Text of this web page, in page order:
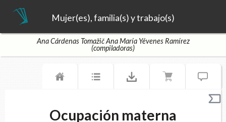
Mujer(es), familia(s) y trabajo(s)
Ana Cárdenas Tomažič Ana María Yévenes Ramírez
(compiladoras)
Ocupación materna